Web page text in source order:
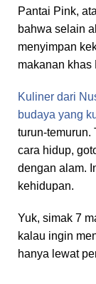
Pantai Pink,
bahwa selain
menyimpan
makanan khas
Kuliner dari
budaya yang
turun-temurun.
cara hidup,
dengan alam.
kehidupan.
Yuk, simak 7
kalau ingin
hanya lewat